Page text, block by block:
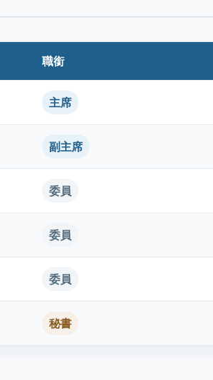
職銜
主席
副主席
委員
委員
委員
秘書